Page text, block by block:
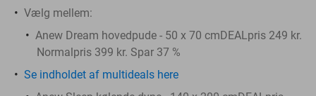
Vælg mellem:
Anew Dream hovedpude - 50 x 70 cmDEALpris 249 kr.
Normalpris 399 kr. Spar 37 %
Se indholdet af multideals here